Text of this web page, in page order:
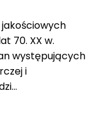
jakościowych
70. XX w.
występujących
i